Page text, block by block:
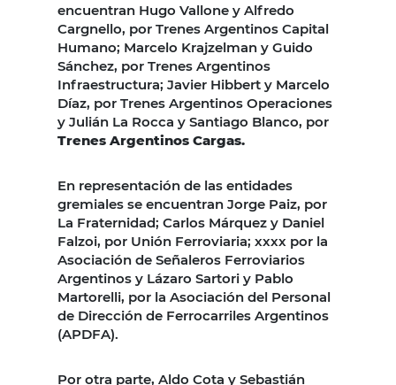
encuentran Hugo Vallone y Alfredo
Cargnello, por Trenes Argentinos Capital
Humano; Marcelo Krajzelman y Guido
Sánchez, por Trenes Argentinos
Infraestructura; Javier Hibbert y Marcelo
Díaz, por Trenes Argentinos Operaciones
y Julián La Rocca y Santiago Blanco, por
Trenes Argentinos Cargas.
En representación de las entidades
gremiales se encuentran Jorge Paiz, por
La Fraternidad; Carlos Márquez y Daniel
Falzoi, por Unión Ferroviaria; xxxx por la
Asociación de Señaleros Ferroviarios
Argentinos y Lázaro Sartori y Pablo
Martorelli, por la Asociación del Personal
de Dirección de Ferrocarriles Argentinos
(APDFA).
Por otra parte, Aldo Cota y Sebastián